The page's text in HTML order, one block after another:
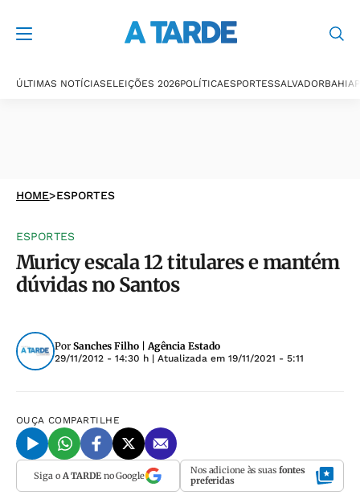
ÚLTIMAS NOTÍCIASELEIÇÕES 2026POLÍTICAESPORTESSALVADORBAHIA
HOME>ESPORTES
ESPORTES
Muricy escala 12 titulares e mantém
dúvidas no Santos
Por Sanches Filho | Agência Estado
29/11/2012 - 14:30 h | Atualizada em 19/11/2021 - 5:11
OUÇA COMPARTILHE
Siga o A TARDEno Google Nos adicione às suas fontes
preferidas